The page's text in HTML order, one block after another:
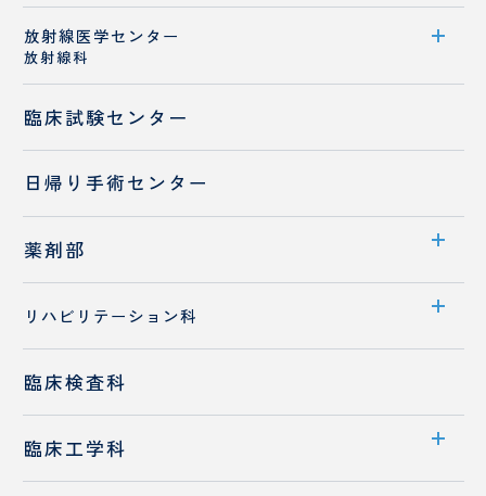
診療概要
スタッフ紹介
診療科紹介
医師紹介
放射線医学センター
放射線科
センター案内
診療概要
検査装置のご紹介
臨床試験センター
日帰り手術センター
薬剤部
部門案内
入職をお考えの方へ
保険調剤薬局の皆様へ
リハビリテーション科
部門案内
業務内容
臨床検査科
臨床工学科